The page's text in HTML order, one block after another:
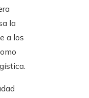
la
a los